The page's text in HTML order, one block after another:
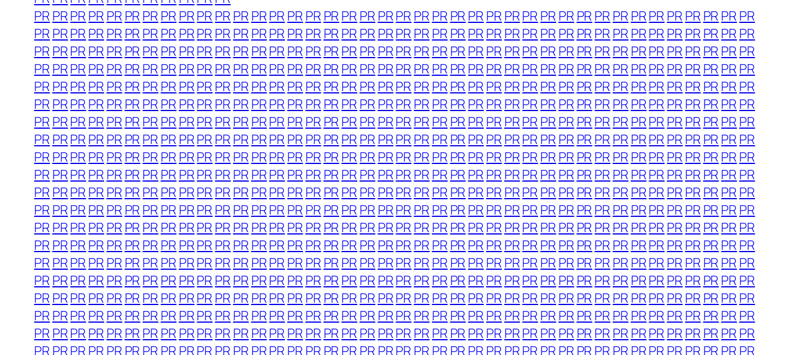
PR PRPR PR PR PR PR PR PRPR PR PR PRPR PR PR PR PR PR PRPR PR PR PR PR PR PRPR PR PR PR PR PR PRPR PR PR PR PR PR
PR PRPR PR PR PR PR PR PRPR PR PR PRPR PR PR PR PR PR PRPR PR PR PR PR PR PRPR PR PR PR PR PR PRPR PR PR PR PR PR
PR PRPR PR PR PR PR PR PRPR PR PR PRPR PR PR PR PR PR PRPR PR PR PR PR PR PRPR PR PR PR PR PR PRPR PR PR PR PR PR
PR PRPR PR PR PR PR PR PRPR PR PR PRPR PR PR PR PR PR PRPR PR PR PR PR PR PRPR PR PR PR PR PR PRPR PR PR PR PR PR
PR PRPR PR PR PR PR PR PRPR PR PR PRPR PR PR PR PR PR PRPR PR PR PR PR PR PRPR PR PR PR PR PR PRPR PR PR PR PR PR
PR PRPR PR PR PR PR PR PRPR PR PR PRPR PR PR PR PR PR PRPR PR PR PR PR PR PRPR PR PR PR PR PR PRPR PR PR PR PR PR
PR PRPR PR PR PR PR PR PRPR PR PR PRPR PR PR PR PR PR PRPR PR PR PR PR PR PRPR PR PR PR PR PR PRPR PR PR PR PR PR
PR PRPR PR PR PR PR PR PRPR PR PR PRPR PR PR PR PR PR PRPR PR PR PR PR PR PRPR PR PR PR PR PR PRPR PR PR PR PR PR
PR PRPR PR PR PR PR PR PRPR PR PR PRPR PR PR PR PR PR PRPR PR PR PR PR PR PRPR PR PR PR PR PR PRPR PR PR PR PR PR
PR PRPR PR PR PR PR PR PRPR PR PR PRPR PR PR PR PR PR PRPR PR PR PR PR PR PRPR PR PR PR PR PR PRPR PR PR PR PR PR
PR PRPR PR PR PR PR PR PRPR PR PR PRPR PR PR PR PR PR PRPR PR PR PR PR PR PRPR PR PR PR PR PR PRPR PR PR PR PR PR
PR PRPR PR PR PR PR PR PRPR PR PR PRPR PR PR PR PR PR PRPR PR PR PR PR PR PRPR PR PR PR PR PR PRPR PR PR PR PR PR
PR PRPR PR PR PR PR PR PRPR PR PR PRPR PR PR PR PR PR PRPR PR PR PR PR PR PRPR PR PR PR PR PR PRPR PR PR PR PR PR
PR PRPR PR PR PR PR PR PRPR PR PR PRPR PR PR PR PR PR PRPR PR PR PR PR PR PRPR PR PR PR PR PR PRPR PR PR PR PR PR
PR PRPR PR PR PR PR PR PRPR PR PR PRPR PR PR PR PR PR PRPR PR PR PR PR PR PRPR PR PR PR PR PR PRPR PR PR PR PR PR
PR PRPR PR PR PR PR PR PRPR PR PR PRPR PR PR PR PR PR PRPR PR PR PR PR PR PRPR PR PR PR PR PR PRPR PR PR PR PR PR
PR PRPR PR PR PR PR PR PRPR PR PR PRPR PR PR PR PR PR PRPR PR PR PR PR PR PRPR PR PR PR PR PR PRPR PR PR PR PR PR
PR PRPR PR PR PR PR PR PRPR PR PR PRPR PR PR PR PR PR PRPR PR PR PR PR PR PRPR PR PR PR PR PR PRPR PR PR PR PR PR
PR PRPR PR PR PR PR PR PRPR PR PR PRPR PR PR PR PR PR PRPR PR PR PR PR PR PRPR PR PR PR PR PR PRPR PR PR PR PR PR
PR PRPR PR PR PR PR PR PRPR PR PR PRPR PR PR PR PR PR PRPR PR PR PR PR PR PRPR PR PR PR PR PR PRPR PR PR PR PR PR